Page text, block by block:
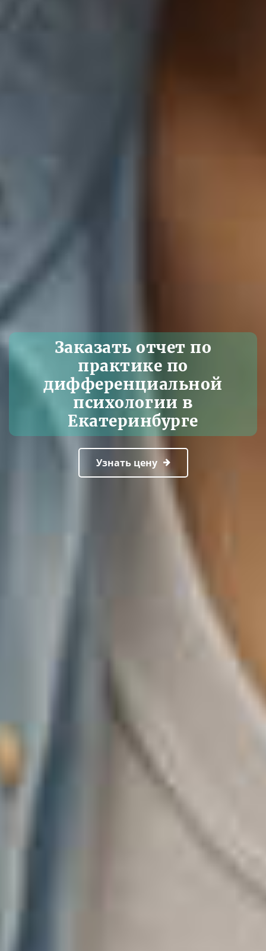
Заказать отчет по
практике по
дифференциальной
психологии в
Екатеринбурге
Узнать цену